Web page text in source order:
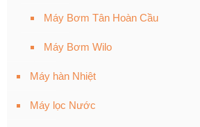
Máy Bơm Tân Hoàn Cầu
Máy Bơm Wilo
Máy hàn Nhiệt
Máy lọc Nước